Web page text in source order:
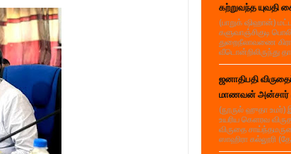
கற்றுவந்த யுவதி
(பாறுக் ஷிஹான்)
களுவாஞ்சிகுடி
துறைநீலாவணை
வீடொன்றிலிருந்து
ஜனாதிபதி
மாணவன் அன்சார்
(நூருல் ஹுதா
உயரிய கௌரவ
விருதை
ஸாஹிரா கல்லூரி